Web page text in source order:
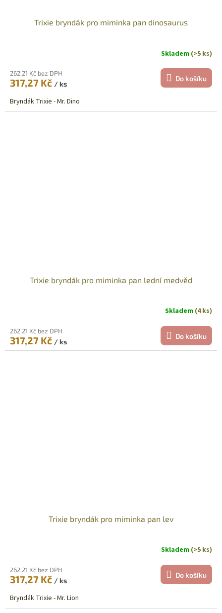
Trixie bryndák pro miminka pan dinosaurus
Skladem (>5 ks)
262,21 Kč bez DPH
317,27 Kč / ks
Do košíku
Bryndák Trixie - Mr. Dino
Trixie bryndák pro miminka pan lední medvěd
Skladem (4 ks)
262,21 Kč bez DPH
317,27 Kč / ks
Do košíku
Trixie bryndák pro miminka pan lev
Skladem (>5 ks)
262,21 Kč bez DPH
317,27 Kč / ks
Do košíku
Bryndák Trixie - Mr. Lion